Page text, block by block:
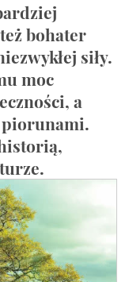
bohater
siły.
moc
a
piorunami.